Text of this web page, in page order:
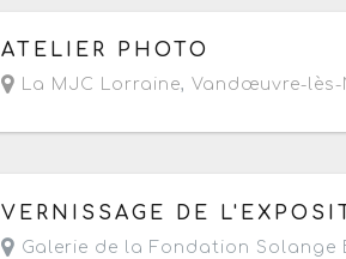
Le samedi 5 avril 2025
ATELIER PHOTO
La MJC Lorraine, Vandœuvre-lès-
Le jeudi 27 mars 2025 à partir de
VERNISSAGE DE
Galerie de la Fondation Solange